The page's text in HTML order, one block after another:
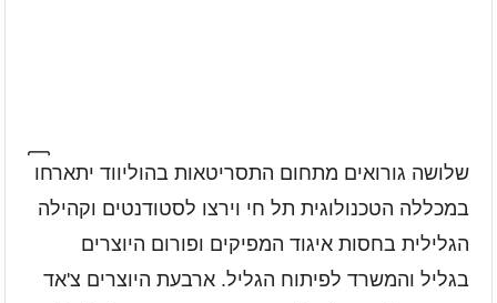
שלושה גורואים מתחום התסריטאות בהוליווד יתארחו
במכללה הטכנולוגית תל חי וירצו לסטודנטים וקהילה
הגלילית בחסות איגוד המפיקים ופורום היוצרים
בגליל והמשרד לפיתוח הגליל. ארבעת היוצרים צ'אד